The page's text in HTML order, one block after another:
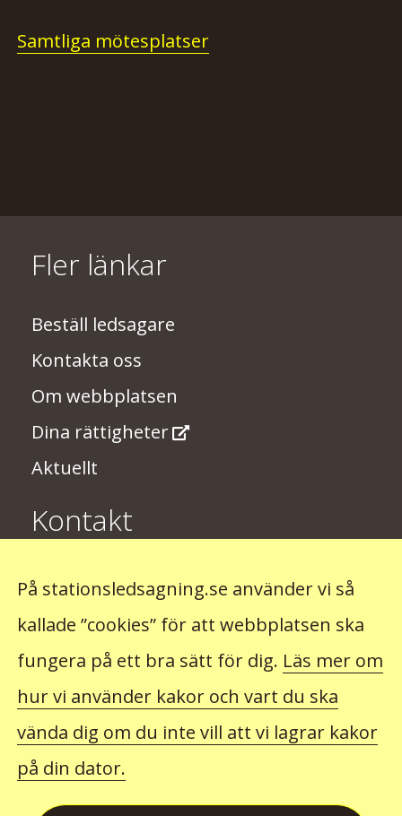
På stationsledsagning.se använder vi så
kallade ”cookies” för att webbplatsen ska
fungera på ett bra sätt för dig. Läs mer om
hur vi använder kakor och vart du ska
vända dig om du inte vill att vi lagrar kakor
på din dator.
Samtliga mötesplatser
Fler länkar
Beställ ledsagare
Kontakta oss
Om webbplatsen
Dina rättigheter
Aktuellt
Kontakt
Har du några synpunkter på
stationsledsagning@trafikverket.se
Observera att du inte kan beställa ledsagning hos
oss. Det gör du hos det företag som du ska resa
med.